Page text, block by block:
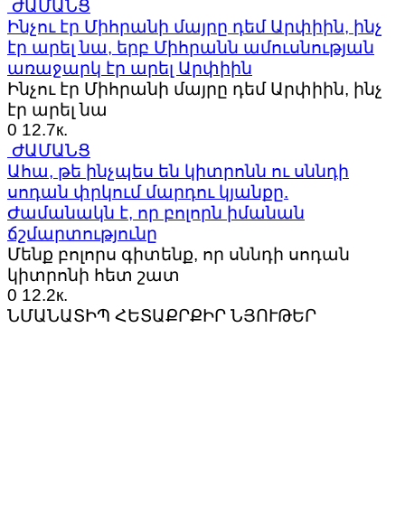
ԺԱՄԱՆՑ
Ինչու էր Միհրանի մայրը դեմ Արփիին, ինչ
էր արել նա, երբ Միհրանն ամուսնության
առաջարկ էր արել Արփիին
Ինչու էր Միհրանի մայրը դեմ Արփիին, ինչ
էր արել նա
0 12.7к.
ԺԱՄԱՆՑ
Ահա, թե ինչպես են կիտրոնն ու սննդի
սոդան փրկում մարդու կյանքը.
Ժամանակն է, որ բոլորն իմանան
ճշմարտությունը
Մենք բոլորս գիտենք, որ սննդի սոդան
կիտրոնի հետ շատ
0 12.2к.
ՆՄԱՆԱՏԻՊ ՀԵՏԱՔՐՔԻՐ ՆՅՈՒԹԵՐ